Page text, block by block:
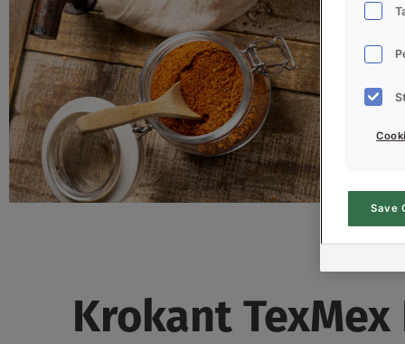
Krokant TexMex
Save